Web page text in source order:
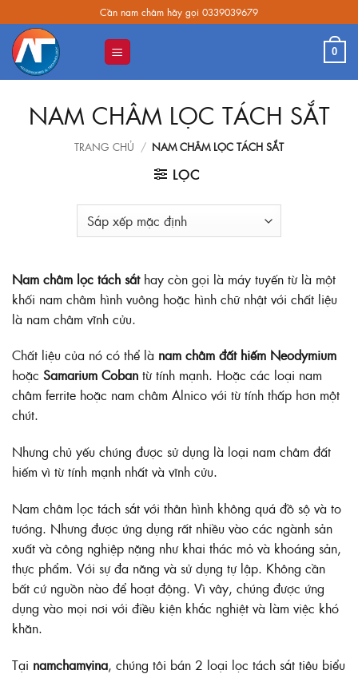
to
content
Cần nam châm hãy gọi 0339039679
0
NAM CHÂM LỌC TÁCH SẮT
TRANG CHỦ / NAM CHÂM LỌC TÁCH SẮT
LỌC
Nam châm lọc tách sắthay còn gọi là máy tuyến từ là một
khối nam châm hình vuông hoặc hình chữ nhật với chất liệu
là nam châm vĩnh cửu.
Chất liệu của nó có thể là nam châm đất hiếm Neodymium
hoặc Samarium Coban từ tính mạnh. Hoặc các loại nam
châm ferrite hoặc nam châm Alnico với từ tính thấp hơn một
chút.
Nhưng chủ yếu chúng được sử dụng là loại nam châm đất
hiếm vì từ tính mạnh nhất và vĩnh cửu.
Nam châm lọc tách sắt với thân hình không quá đồ sộ và to
tướng. Nhưng được ứng dụng rất nhiều vào các ngành sản
xuất và công nghiệp nặng như khai thác mỏ và khoáng sản,
thực phẩm. Với sự đa năng và sử dụng tự lập. Không cần
bất cứ nguồn nào để hoạt động. Vì vây, chúng được ứng
dụng vào mọi nơi với điều kiện khắc nghiệt và làm việc khó
khăn.
Tại namchamvina, chúng tôi bán 2 loại lọc tách sắt tiêu biểu